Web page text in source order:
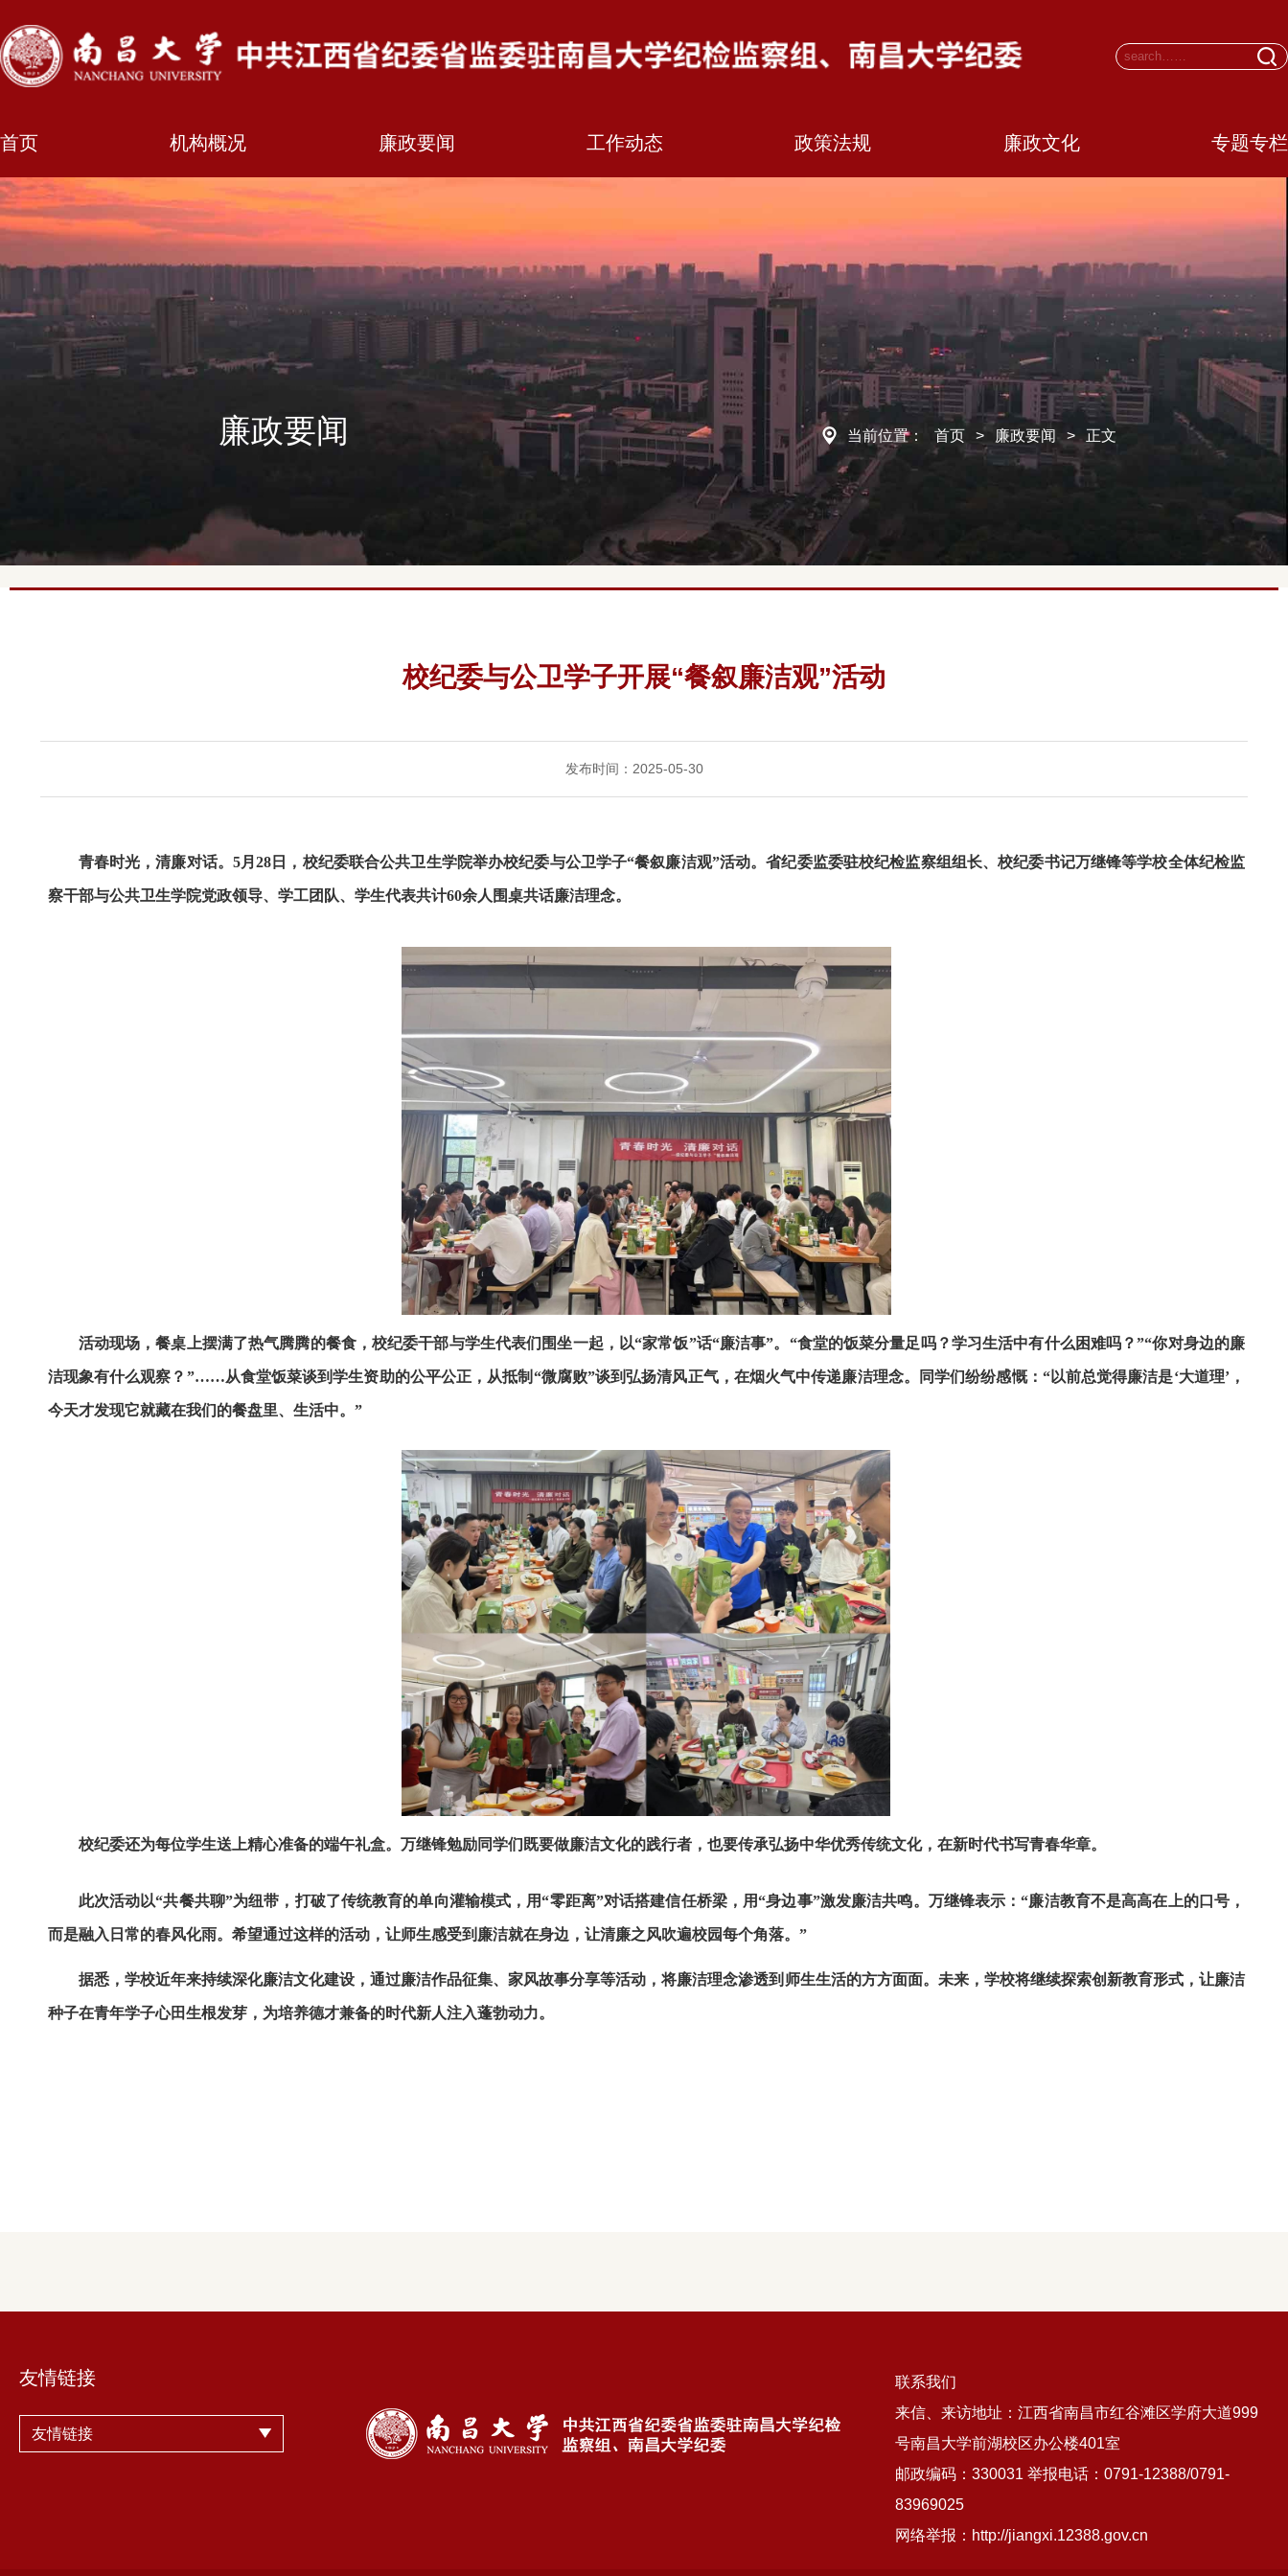
首页 机构概况 廉政要闻 工作动态 政策法规 廉政文化 专题专栏
廉政要闻 当前位置： 首页 > 廉政要闻 > 正文
校纪委与公卫学子开展“餐叙廉洁观”活动
发布时间：2025-05-30
青春时光，清廉对话。5月28日，校纪委联合公共卫生学院举办校纪委与公卫学子“餐叙廉洁观”活动。省纪委监委驻校纪检监察组组长、校纪委书记万继锋等学校全体纪检监
察干部与公共卫生学院党政领导、学工团队、学生代表共计60余人围桌共话廉洁理念。
活动现场，餐桌上摆满了热气腾腾的餐食，校纪委干部与学生代表们围坐一起，以“家常饭”话“廉洁事”。“食堂的饭菜分量足吗？学习生活中有什么困难吗？”“你对身边的廉
洁现象有什么观察？”……从食堂饭菜谈到学生资助的公平公正，从抵制“微腐败”谈到弘扬清风正气，在烟火气中传递廉洁理念。同学们纷纷感慨：“以前总觉得廉洁是‘大道理’，
今天才发现它就藏在我们的餐盘里、生活中。”
校纪委还为每位学生送上精心准备的端午礼盒。万继锋勉励同学们既要做廉洁文化的践行者，也要传承弘扬中华优秀传统文化，在新时代书写青春华章。
此次活动以“共餐共聊”为纽带，打破了传统教育的单向灌输模式，用“零距离”对话搭建信任桥梁，用“身边事”激发廉洁共鸣。万继锋表示：“廉洁教育不是高高在上的口号，
而是融入日常的春风化雨。希望通过这样的活动，让师生感受到廉洁就在身边，让清廉之风吹遍校园每个角落。”
据悉，学校近年来持续深化廉洁文化建设，通过廉洁作品征集、家风故事分享等活动，将廉洁理念渗透到师生生活的方方面面。未来，学校将继续探索创新教育形式，让廉洁
种子在青年学子心田生根发芽，为培养德才兼备的时代新人注入蓬勃动力。
友情链接
友情链接
联系我们
来信、来访地址：江西省南昌市红谷滩区学府大道999
号南昌大学前湖校区办公楼401室
邮政编码：330031 举报电话：0791-12388/0791-
83969025
网络举报：http://jiangxi.12388.gov.cn